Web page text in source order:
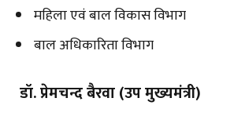
महिला एवं बाल विकास विभाग
बाल अधिकारिता विभाग
डॉ. प्रेमचन्द बैरवा (उप मुख्यमंत्री)